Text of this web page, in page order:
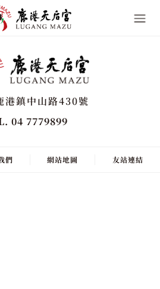
港鎮中山路430號
04 7779899
們 網站地圖 友站連結